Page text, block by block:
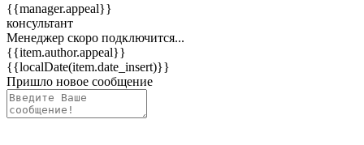
{{manager.appeal}}
консультант
Менеджер скоро подключится...
{{item.author.appeal}}
{{localDate(item.date_insert)}}
Пришло новое сообщение